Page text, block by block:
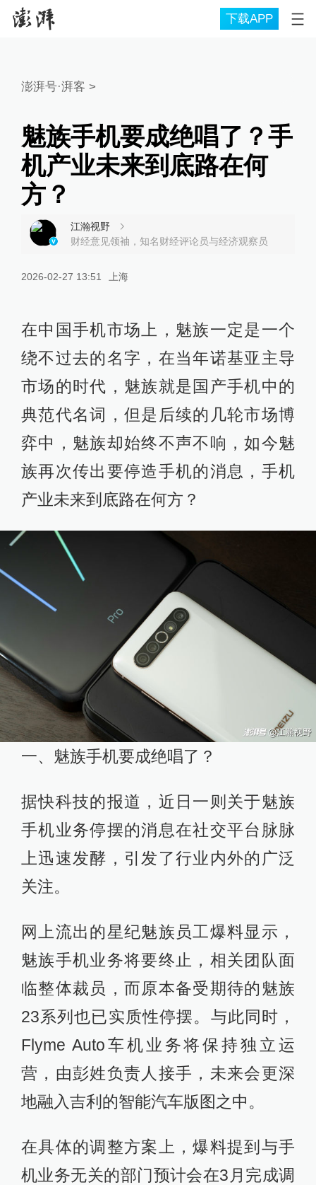
下载APP
澎湃号·湃客 >
魅族手机要成绝唱了？手
机产业未来到底路在何
方？
江瀚视野
财经意见领袖，知名财经评论员与经济观察员
2026-02-27 13:51 上海
在中国手机市场上，魅族一定是一个
绕不过去的名字，在当年诺基亚主导
市场的时代，魅族就是国产手机中的
典范代名词，但是后续的几轮市场博
弈中，魅族却始终不声不响，如今魅
族再次传出要停造手机的消息，手机
产业未来到底路在何方？
一、魅族手机要成绝唱了？
据快科技的报道，近日一则关于魅族
手机业务停摆的消息在社交平台脉脉
上迅速发酵，引发了行业内外的广泛
关注。
网上流出的星纪魅族员工爆料显示，
魅族手机业务将要终止，相关团队面
临整体裁员，而原本备受期待的魅族
23系列也已实质性停摆。与此同时，
Flyme Auto车机业务将保持独立运
营，由彭姓负责人接手，未来会更深
地融入吉利的智能汽车版图之中。
在具体的调整方案上，爆料提到与手
机业务无关的部门预计会在3月完成调